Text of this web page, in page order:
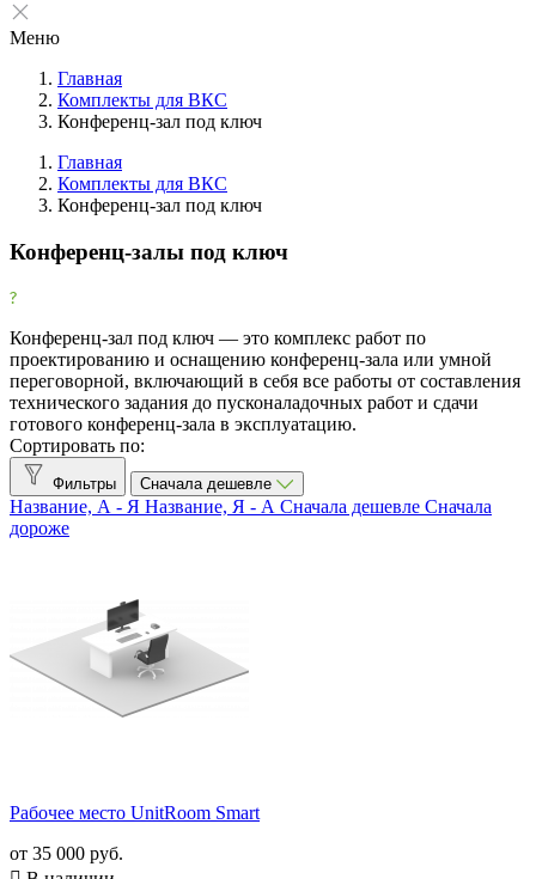
Меню
Главная
Комплекты для ВКС
Конференц-зал под ключ
Очистить
Фильтр
Huddle Room 1
Конференц-зал 3
Онлайн студия 1
Переговорная 2
Решает задачи
SIP-телефония 1
Проведение аудиоконференций
Проведение видеоконференций
Проведение обучения
Просмотр видеоматериалов
Количество участников, чел.
10—15 1
20—50
Главная
Комплекты для ВКС
Конференц-зал под ключ
Конференц-залы под ключ
Конференц-зал под ключ — это комплекс работ по
проектированию и оснащению конференц-зала или умной
переговорной, включающий в себя все работы от составления
технического задания до пусконаладочных работ и сдачи
готового конференц-зала в эксплуатацию.
Сортировать по:
Фильтры Сначала дешевле
Название, А - Я Название, Я - А Сначала дешевле Сначала
дороже
Рабочее место UnitRoom Smart
от 35 000 руб.